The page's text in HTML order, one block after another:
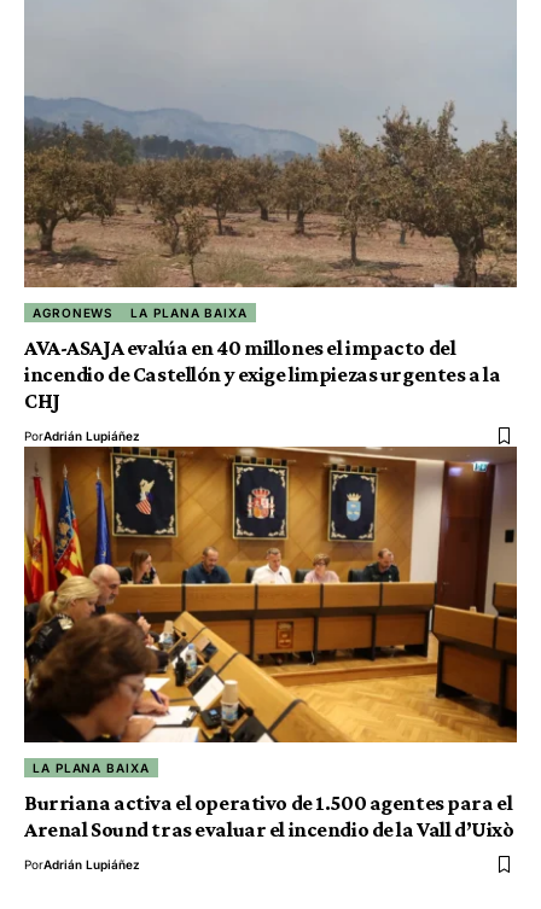
AGRONEWS LA PLANA BAIXA
AVA-ASAJA evalúa en 40 millones el impacto del
incendio de Castellón y exige limpiezas urgentes a la
CHJ
PorAdrián Lupiáñez
LA PLANA BAIXA
Burriana activa el operativo de 1.500 agentes para el
Arenal Sound tras evaluar el incendio de la Vall d’Uixò
PorAdrián Lupiáñez